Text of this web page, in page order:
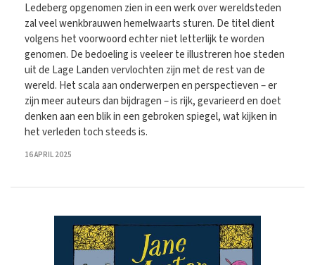
Ledeberg opgenomen zien in een werk over wereldsteden
zal veel wenkbrauwen hemelwaarts sturen. De titel dient
volgens het voorwoord echter niet letterlijk te worden
genomen. De bedoeling is veeleer te illustreren hoe steden
uit de Lage Landen vervlochten zijn met de rest van de
wereld. Het scala aan onderwerpen en perspectieven – er
zijn meer auteurs dan bijdragen – is rijk, gevarieerd en doet
denken aan een blik in een gebroken spiegel, wat kijken in
het verleden toch steeds is.
16 APRIL 2025